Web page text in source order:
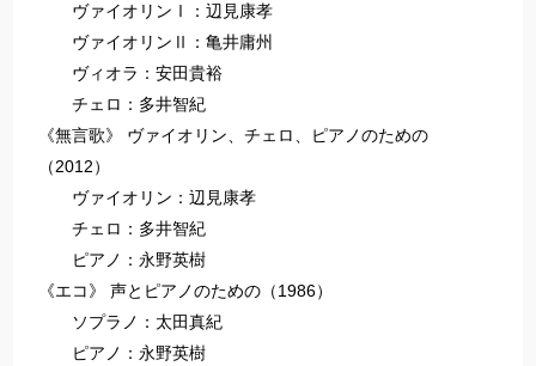
ヴァイオリンⅠ：辺見康孝
ヴァイオリンⅡ：亀井庸州
ヴィオラ：安田貴裕
チェロ：多井智紀
《無言歌》 ヴァイオリン、チェロ、ピアノのための
（2012）
ヴァイオリン：辺見康孝
チェロ：多井智紀
ピアノ：永野英樹
《エコ》 声とピアノのための（1986）
ソプラノ：太田真紀
ピアノ：永野英樹